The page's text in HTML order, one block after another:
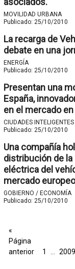
MOVILIDAD URBANA
Publicado: 25/10/2010
La recarga de
debate en una
ENERGÍA
Publicado: 25/10/2010
Presentan una
España,
en el mercado
CIUDADES INTELIGENTES
Publicado: 25/10/2010
Una compañía
distribución de
eléctrica del
mercado
GOBIERNO / ECONOMÍA
Publicado: 25/10/2010
«
Página
anterior
1 2009